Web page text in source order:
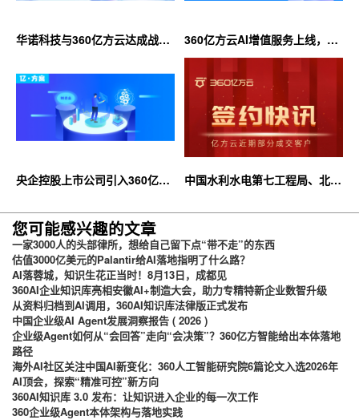
华诺科技与360亿方云达成战略
360亿方云AI增值服务上线，超
大限时优惠等你来！
央企控股上市公司引入360亿方
台
中国水利水电第七工程局、北京
您可能感兴趣的文章
一家3000人的头部律所，想给自己留下点“带不走”的东西
估值3000亿美元的Palantir给AI落地指明了什么路？
AI落蓉城，知识生花正当时！8月13日，成都见
360AI企业知识库亮相安徽AI+制造大会，助力专精特新企业数智升级
从资料归档到AI调用，360AI知识库法律版正式发布
中国企业级AI Agent发展洞察报告 ( 2026 )
企业级Agent如何从“会回答”走向“会决策”？360亿方智能给出本体落地
路径
海外AI社区关注中国AI新变化：360人工智能研究院6篇论文入选2026年
AI顶会，探索“精准可控”新方向
360AI知识库 3.0 发布：让知识进入企业的每一次工作
360企业级Agent本体架构与落地实践